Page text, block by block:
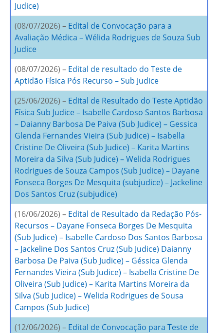
Judice)
(08/07/2026) – Edital de Convocação para a
Avaliação Médica – Wélida Rodrigues de Souza Sub
Judice
(08/07/2026) – Edital de resultado do Teste de
Aptidão Física Pós Recurso – Sub Judice
(25/06/2026) – Edital de Resultado do Teste Aptidão
Física Sub Judice – Isabelle Cardoso Santos Barbosa
– Daianny Barbosa De Paiva (Sub Judice) – Gessica
Glenda Fernandes Vieira (Sub Judice) – Isabella
Cristine De Oliveira (Sub Judice) – Karita Martins
Moreira da Silva (Sub Judice) – Welida Rodrigues
Rodrigues de Souza Campos (Sub Judice) – Dayane
Fonseca Borges De Mesquita (subjudice) – Jackeline
Dos Santos Cruz (subjudice)
(16/06/2026) – Edital de Resultado da Redação Pós-
Recursos – Dayane Fonseca Borges De Mesquita
(Sub Judice) – Isabelle Cardoso Dos Santos Barbosa
– Jackeline Dos Santos Cruz (Sub Judice) Daianny
Barbosa De Paiva (Sub Judice) – Géssica Glenda
Fernandes Vieira (Sub Judice) – Isabella Cristine De
Oliveira (Sub Judice) – Karita Martins Moreira da
Silva (Sub Judice) – Welida Rodrigues de Sousa
Campos (Sub Judice)
(12/06/2026) – Edital de Convocação para Teste de